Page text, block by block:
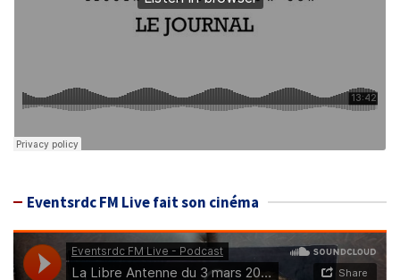
Eventsrdc FM Live fait son cinéma